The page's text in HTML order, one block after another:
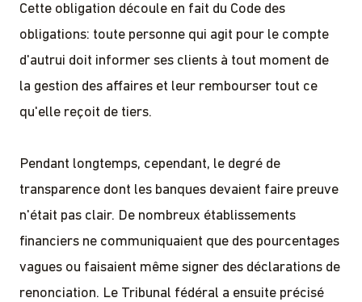
Cette obligation découle en fait du Code des
obligations: toute personne qui agit pour le compte
d'autrui doit informer ses clients à tout moment de
la gestion des affaires et leur rembourser tout ce
qu'elle reçoit de tiers.
Pendant longtemps, cependant, le degré de
transparence dont les banques devaient faire preuve
n'était pas clair. De nombreux établissements
financiers ne communiquaient que des pourcentages
vagues ou faisaient même signer des déclarations de
renonciation. Le Tribunal fédéral a ensuite précisé